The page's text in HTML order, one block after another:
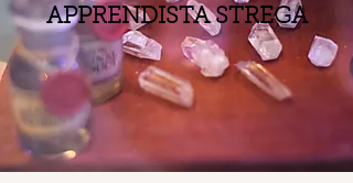
APPRENDISTA STREGA